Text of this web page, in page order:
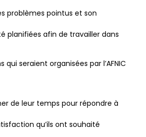
problèmes pointus et son
planifiées afin de travailler dans
seraient organisées par l’AFNIC
de leur temps pour répondre à
qu’ils ont souhaité